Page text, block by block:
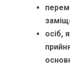
осіб,